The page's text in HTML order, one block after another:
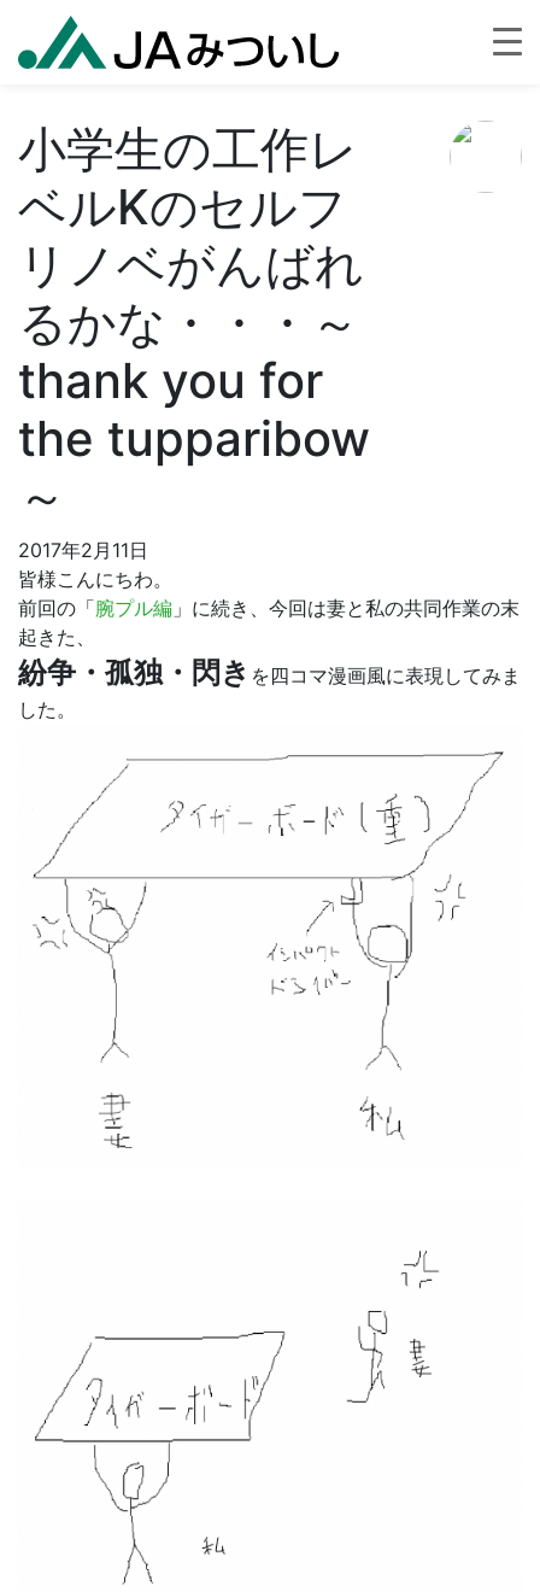
小学生の工作レ
ベルKのセルフ
リノベがんばれ
るかな・・・～
thank you for
the tupparibow
～
2017年2月11日
皆様こんにちわ。
前回の「腕プル編 」に続き、今回は妻と私の共同作業の末
起きた、
紛争・孤独・閃き を四コマ漫画風に表現してみま
した。